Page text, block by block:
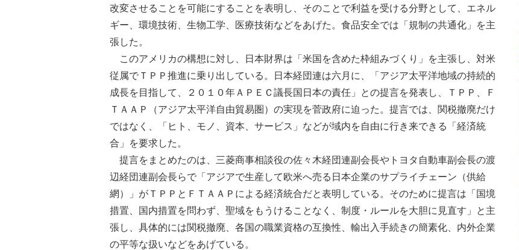
改変させることを可能にすることを表明し、そのことで利益を受ける分野として、エネル
ギー、環境技術、生物工学、医療技術などをあげた。食品安全では「規制の共通化」を主
張した。
このアメリカの構想に対し、日本財界は「米国を含めた枠組みづくり」を主張し、対米
従属でＴＰＰ推進に乗り出している。日本経団連は六月に、「アジア太平洋地域の持続的
成長を目指して、２０１０年ＡＰＥＣ議長国日本の責任」との提言を発表し、ＴＰＰ、Ｆ
ＴＡＡＰ（アジア太平洋自由貿易圏）の実現を菅政府に迫った。提言では、関税撤廃だけ
ではなく、「ヒト、モノ、資本、サービス」などが域内を自由に行き来できる「経済統
合」を要求した。
提言をまとめたのは、三菱商事相談役の佐々木経団連副会長やトヨタ自動車副会長の渡
辺経団連副会長らで「アジアで生産して欧米へ売る日本企業のサプライチェーン（供給
網）」がＴＰＰとＦＴＡＡＰによる経済統合だと表明している。そのために提言は「国境
措置、国内措置を問わず、聖域をもうけることなく、制度・ルールを大胆に見直す」と主
張し、具体的には関税撤廃、各国の職業資格の互換性、輸出入手続きの簡素化、内外企業
の平等な扱いなどをあげている。